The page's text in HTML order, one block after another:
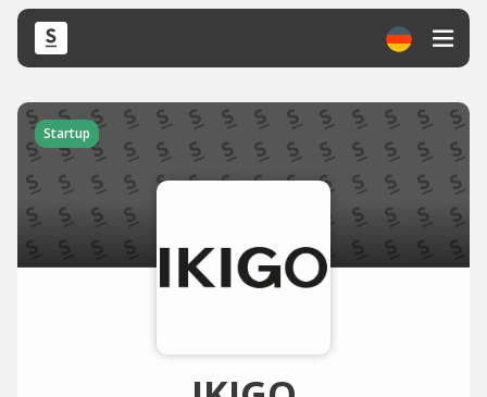
Startup